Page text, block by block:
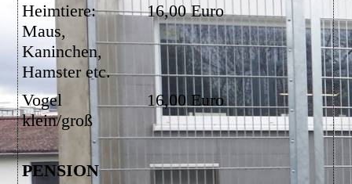
Heimtiere:
Maus,
Kaninchen,
Hamster etc.
16,00 Euro
Vogel
klein/groß
16,00 Euro
PENSION